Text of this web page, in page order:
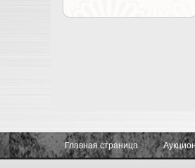
Главная страница